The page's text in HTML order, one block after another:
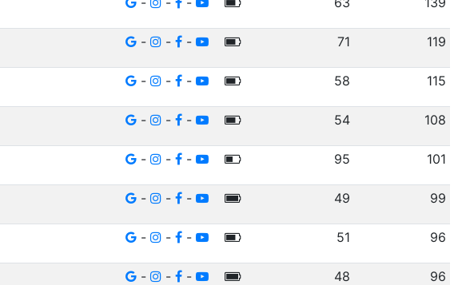
- - - 71 119
- - - 58 115
- - - 54 108
- - - 95 101
- - - 49 99
- - - 51 96
- - - 48 96